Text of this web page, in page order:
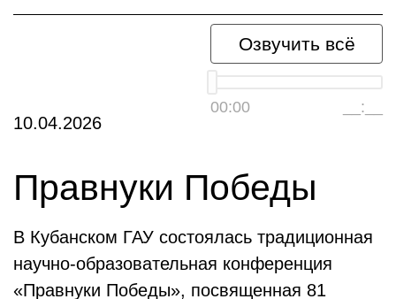
Озвучить всё
00:00 __:__
10.04.2026
Правнуки Победы
В Кубанском ГАУ состоялась традиционная
научно-образовательная конференция
«Правнуки Победы», посвященная 81